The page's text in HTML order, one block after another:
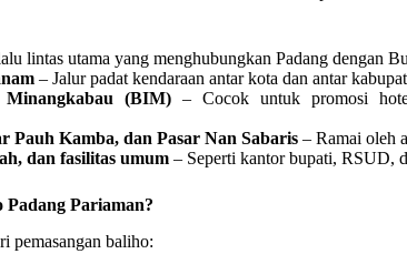
lintas utama yang menghubungkan Padang dengan
– Jalur padat kendaraan antar kota dan antar
(BIM) – Cocok untuk promosi
Pauh Kamba, dan Pasar Nan Sabaris – Ramai oleh
dan fasilitas umum – Seperti kantor bupati, RSUD,
Padang Pariaman?
pemasangan baliho: